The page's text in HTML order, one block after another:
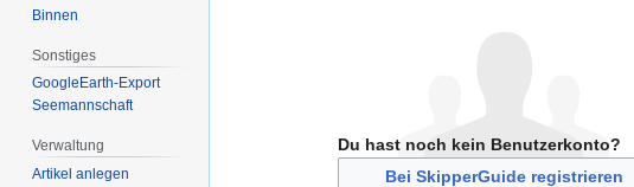
Du hast noch kein Benutzerkonto?
Bei SkipperGuide registrieren
Binnen
Sonstiges
GoogleEarth-Export
Seemannschaft
Verwaltung
Artikel anlegen